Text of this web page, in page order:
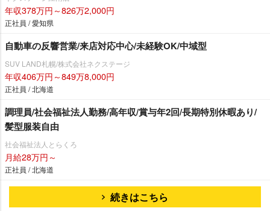
年収378万円～826万2,000円
正社員 / 愛知県
自動車の反響営業/来店対応中心/未経験OK/中域型
SUV LAND札幌/株式会社ネクステージ
年収406万円～849万8,000円
正社員 / 北海道
調理員/社会福祉法人勤務/高年収/賞与年2回/長期特別休暇あり/
髪型服装自由
社会福祉法人とらくろ
月給28万円～
正社員 / 北海道
続きはこちら